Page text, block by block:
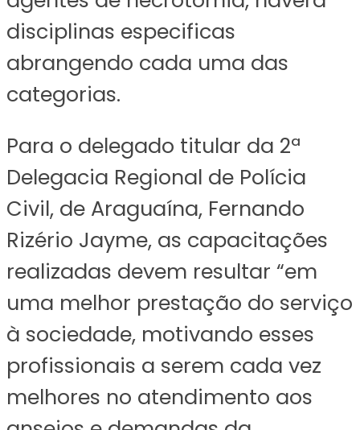
disciplinas especificas
abrangendo cada uma das
categorias.
Para o delegado titular da 2ª
Delegacia Regional de Polícia
Civil, de Araguaína, Fernando
Rizério Jayme, as capacitações
realizadas devem resultar “em
uma melhor prestação do serviço
à sociedade, motivando esses
profissionais a serem cada vez
melhores no atendimento aos